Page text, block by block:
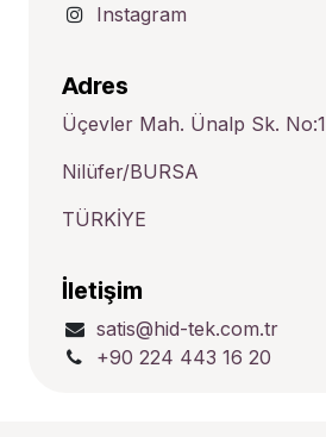
Instagram
Adres
Üçevler Mah. Ünalp Sk. No:1
Nilüfer/BURSA
TÜRKİYE
İletişim
satis@hid-tek.com.tr
+90 224 443 16 20